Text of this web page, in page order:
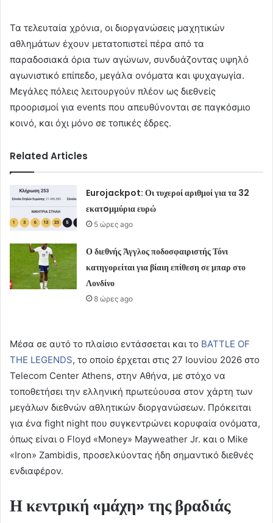
Τα τελευταία χρόνια, οι διοργανώσεις μαχητικών
αθλημάτων έχουν μετατοπιστεί πέρα από τα
παραδοσιακά όρια των αγώνων, συνδυάζοντας υψηλό
αγωνιστικό επίπεδο, μεγάλα ονόματα και ψυχαγωγία.
Μεγάλες πόλεις λειτουργούν πλέον ως διεθνείς
προορισμοί για events που απευθύνονται σε παγκόσμιο
κοινό, και όχι μόνο σε τοπικές έδρες.
Related Articles
Eurojackpot: Οι τυχεροί αριθμοί για τα 32
εκατoμμύρια ευρώ
5 ώρες ago
Ο διεθνής Άγγλος ποδοσφαιριστής Τόνι
κατηγορείται για βίαιη επίθεση σε μπαρ στο
Λονδίνο
8 ώρες ago
Μέσα σε αυτό το πλαίσιο εντάσσεται και το BATTLE OF
THE LEGENDS, το οποίο έρχεται στις 27 Ιουνίου 2026 στο
Telecom Center Athens, στην Αθήνα, με στόχο να
τοποθετήσει την ελληνική πρωτεύουσα στον χάρτη των
μεγάλων διεθνών αθλητικών διοργανώσεων. Πρόκειται
για ένα fight night που συγκεντρώνει κορυφαία ονόματα,
όπως είναι ο Floyd «Money» Mayweather Jr. και ο Mike
«Iron» Zambidis, προσελκύοντας ήδη σημαντικό διεθνές
ενδιαφέρον.
Η κεντρική «μάχη» της βραδιάς